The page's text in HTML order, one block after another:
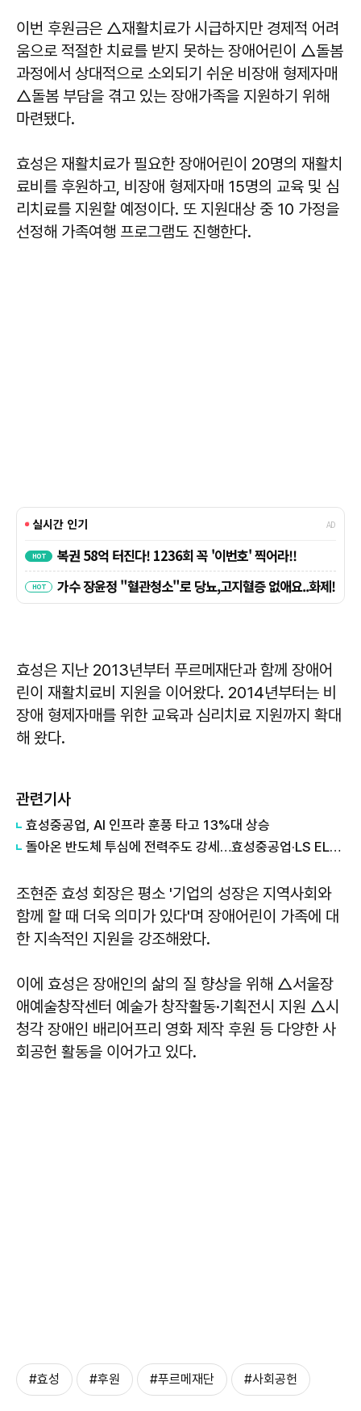
이번 후원금은 △재활치료가 시급하지만 경제적 어려
움으로 적절한 치료를 받지 못하는 장애어린이 △돌봄
과정에서 상대적으로 소외되기 쉬운 비장애 형제자매
△돌봄 부담을 겪고 있는 장애가족을 지원하기 위해
마련됐다.
효성은 재활치료가 필요한 장애어린이 20명의 재활치
료비를 후원하고, 비장애 형제자매 15명의 교육 및 심
리치료를 지원할 예정이다. 또 지원대상 중 10 가정을
선정해 가족여행 프로그램도 진행한다.
효성은 지난 2013년부터 푸르메재단과 함께 장애어
린이 재활치료비 지원을 이어왔다. 2014년부터는 비
장애 형제자매를 위한 교육과 심리치료 지원까지 확대
해 왔다.
관련기사
효성중공업, AI 인프라 훈풍 타고 13%대 상승
돌아온 반도체 투심에 전력주도 강세…효성중공업·LS ELECTRIC 20%대 급등
조현준 효성 회장은 평소 '기업의 성장은 지역사회와
함께 할 때 더욱 의미가 있다'며 장애어린이 가족에 대
한 지속적인 지원을 강조해왔다.
이에 효성은 장애인의 삶의 질 향상을 위해 △서울장
애예술창작센터 예술가 창작활동·기획전시 지원 △시
청각 장애인 배리어프리 영화 제작 후원 등 다양한 사
회공헌 활동을 이어가고 있다.
#효성 #후원 #푸르메재단 #사회공헌